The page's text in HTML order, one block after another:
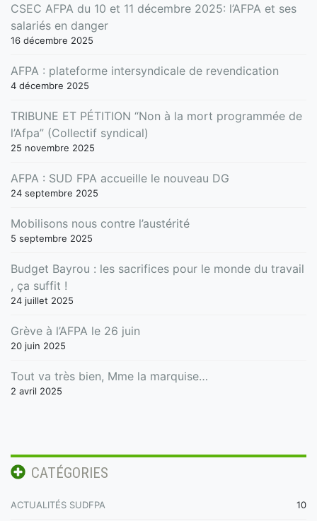
CSEC AFPA du 10 et 11 décembre 2025: l’AFPA et ses
salariés en danger
16 décembre 2025
AFPA : plateforme intersyndicale de revendication
4 décembre 2025
TRIBUNE ET PÉTITION “Non à la mort programmée de
l’Afpa” (Collectif syndical)
25 novembre 2025
AFPA : SUD FPA accueille le nouveau DG
24 septembre 2025
Mobilisons nous contre l’austérité
5 septembre 2025
Budget Bayrou : les sacrifices pour le monde du travail
, ça suffit !
24 juillet 2025
Grève à l’AFPA le 26 juin
20 juin 2025
Tout va très bien, Mme la marquise…
2 avril 2025
CATÉGORIES
ACTUALITÉS SUDFPA 10